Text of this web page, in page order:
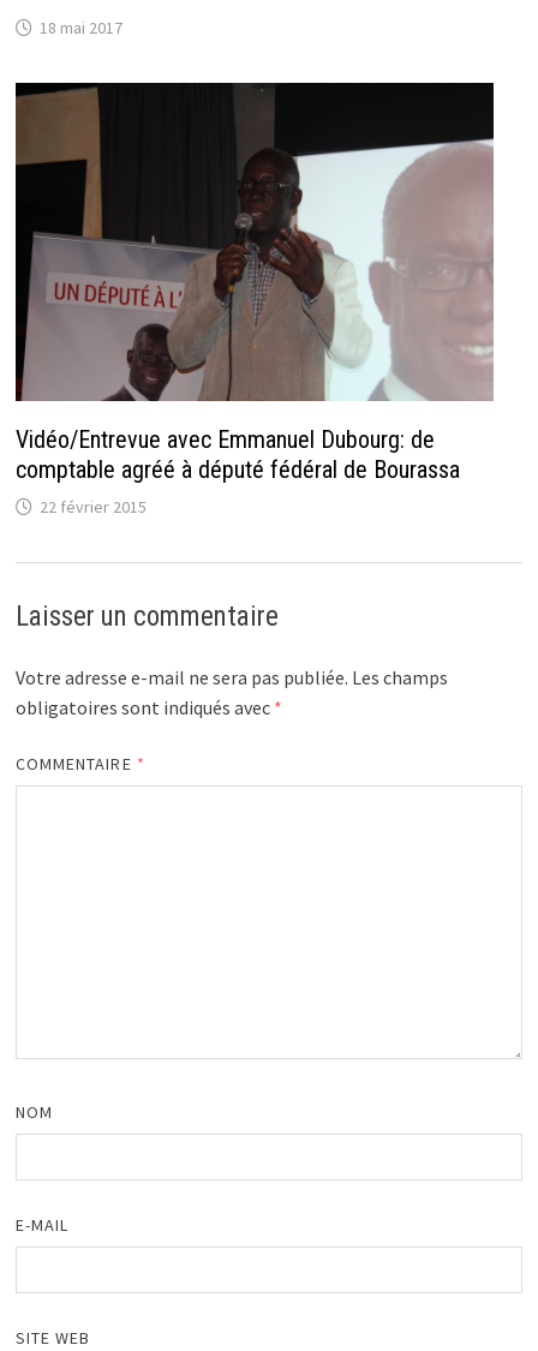
18 mai 2017
Vidéo/Entrevue avec Emmanuel Dubourg: de
comptable agréé à député fédéral de Bourassa
22 février 2015
Laisser un commentaire
Votre adresse e-mail ne sera pas publiée. Les champs
obligatoires sont indiqués avec *
COMMENTAIRE *
NOM
E-MAIL
SITE WEB